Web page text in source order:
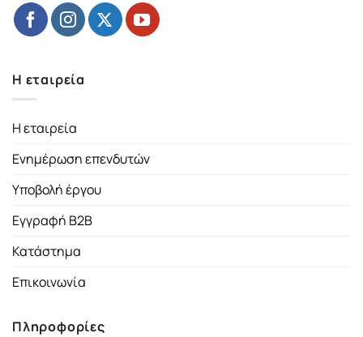
Η εταιρεία
Η εταιρεία
Ενημέρωση επενδυτών
Υποβολή έργου
Εγγραφή B2B
Κατάστημα
Επικοινωνία
Πληροφορίες